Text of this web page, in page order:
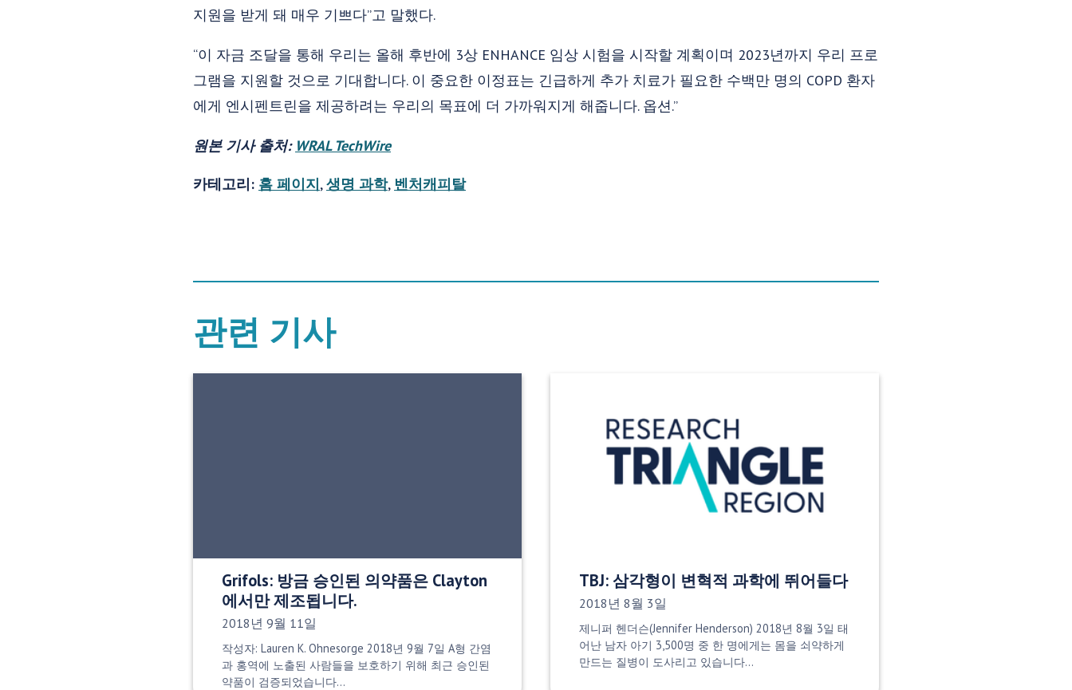
지원을 받게 돼 매우 기쁘다”고 말했다.
“이 자금 조달을 통해 우리는 올해 후반에 3상 ENHANCE 임상 시험을 시작할 계획이며 2023년까지 우리 프로
그램을 지원할 것으로 기대합니다. 이 중요한 이정표는 긴급하게 추가 치료가 필요한 수백만 명의 COPD 환자
에게 엔시펜트린을 제공하려는 우리의 목표에 더 가까워지게 해줍니다. 옵션.”
원본 기사 출처: WRAL TechWire
카테고리: 홈 페이지,생명 과학, 벤처캐피탈
관련 기사
Grifols: 방금 승인된 의약품은 Clayton
에서만 제조됩니다.
게시 날짜:
2018년 9월 11일
작성자: Lauren K. Ohnesorge 2018년 9월 7일 A형 간염
과 홍역에 노출된 사람들을 보호하기 위해 최근 승인된
약품이 검증되었습니다…
TBJ: 삼각형이 변혁적 과학에 뛰어들다
게시 날짜:
2018년 8월 3일
제니퍼 헨더슨(Jennifer Henderson) 2018년 8월 3일 태
어난 남자 아기 3,500명 중 한 명에게는 몸을 쇠약하게
만드는 질병이 도사리고 있습니다…